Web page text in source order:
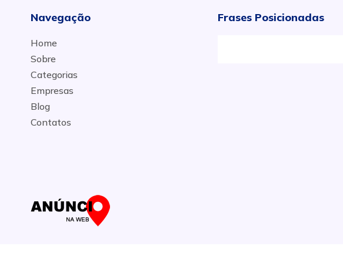
Navegação
Home
Sobre
Categorias
Empresas
Blog
Contatos
Frases Posicionadas